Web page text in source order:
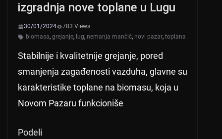
izgradnja nove toplane u Lugu
30/01/2024
783 Views
biomasa, grejanje, lug, nemanja mančić, novi pazar, toplana
Stabilnije i kvalitetnije grejanje, pored
smanjenja zagađenosti vazduha, glavne su
karakteristike toplane na biomasu, koja u
Novom Pazaru funkcioniše
Podeli